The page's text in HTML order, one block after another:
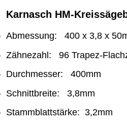
Karnasch HM-
Abmessung: 400 x 3,8 x
Zähnezahl: 96 Trapez-
Durchmesser: 400mm
Schnittbreite: 3,8mm
Stammblattstärke: 3,2mm